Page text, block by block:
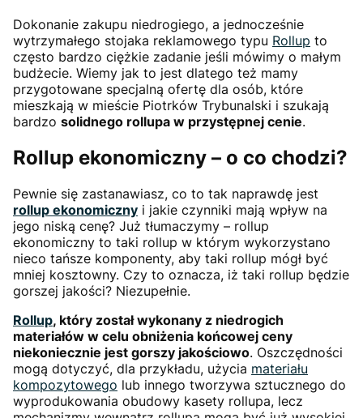
Dokonanie zakupu niedrogiego, a jednocześnie
wytrzymałego stojaka reklamowego typu Rollup to
często bardzo ciężkie zadanie jeśli mówimy o małym
budżecie. Wiemy jak to jest dlatego też mamy
przygotowane specjalną ofertę dla osób, które
mieszkają w mieście Piotrków Trybunalski i szukają
bardzo solidnego rollupa w przystępnej cenie.
Rollup ekonomiczny – o co chodzi?
Pewnie się zastanawiasz, co to tak naprawdę jest
rollup ekonomiczny i jakie czynniki mają wpływ na
jego niską cenę? Już tłumaczymy – rollup
ekonomiczny to taki rollup w którym wykorzystano
nieco tańsze komponenty, aby taki rollup mógł być
mniej kosztowny. Czy to oznacza, iż taki rollup będzie
gorszej jakości? Niezupełnie.
Rollup, który został wykonany z niedrogich
materiałów w celu obniżenia końcowej ceny
niekoniecznie jest gorszy jakościowo. Oszczędności
mogą dotyczyć, dla przykładu, użycia materiału
kompozytowego lub innego tworzywa sztucznego do
wyprodukowania obudowy kasety rollupa, lecz